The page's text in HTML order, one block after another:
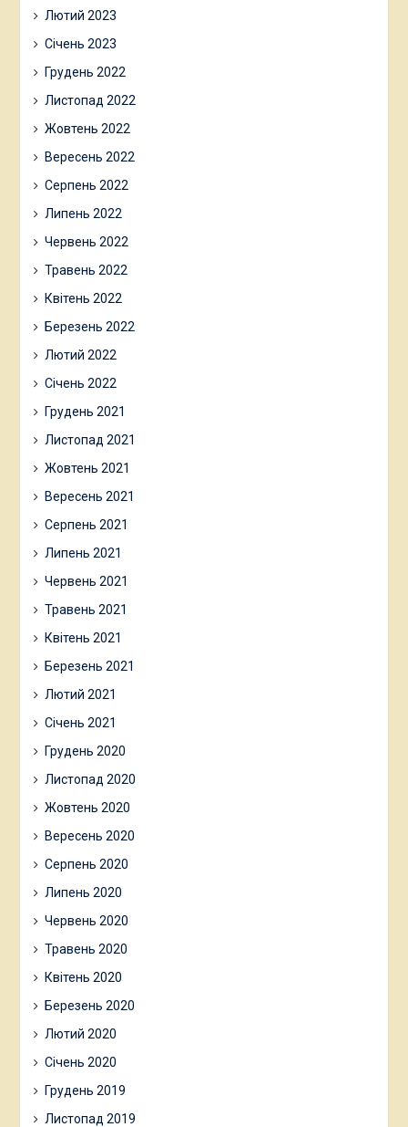
Лютий 2023
Січень 2023
Грудень 2022
Листопад 2022
Жовтень 2022
Вересень 2022
Серпень 2022
Липень 2022
Червень 2022
Травень 2022
Квітень 2022
Березень 2022
Лютий 2022
Січень 2022
Грудень 2021
Листопад 2021
Жовтень 2021
Вересень 2021
Серпень 2021
Липень 2021
Червень 2021
Травень 2021
Квітень 2021
Березень 2021
Лютий 2021
Січень 2021
Грудень 2020
Листопад 2020
Жовтень 2020
Вересень 2020
Серпень 2020
Липень 2020
Червень 2020
Травень 2020
Квітень 2020
Березень 2020
Лютий 2020
Січень 2020
Грудень 2019
Листопад 2019